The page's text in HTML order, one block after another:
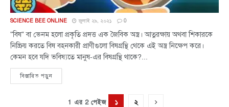
SCIENCE BEE ONLINE জুলাই ২৯, ২০২১ 0
"বিষ" বা ভেনম হলো প্রকৃতি প্রদত্ত এক জৈবিক অস্ত্র। আত্নরক্ষায় অথবা শিকারকে
নিষ্ক্রিয় করতে বিষ বহনকারী প্রাণীগুলো বিষগ্রন্থি থেকে এই অস্ত্র নিক্ষেপ করে।
কেমন হবে যদি ভবিষ্যতে মানুষ-এর বিষগ্রন্থি থাকে?...
বিস্তারিত পড়ুন
1 এর 2 পেইজ ১ ২